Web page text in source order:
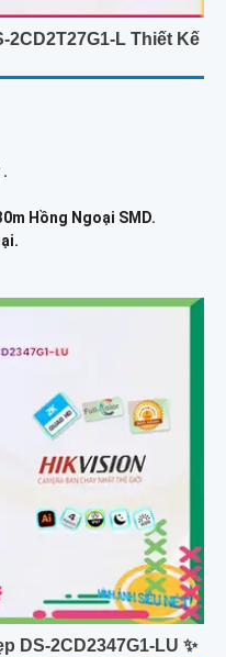
L Thiết Kế
.
Hồng Ngoại SMD.
DS-2CD2347G1-LU ✨